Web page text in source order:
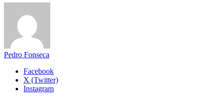
Pedro Fonseca
Facebook
X (Twitter)
Instagram